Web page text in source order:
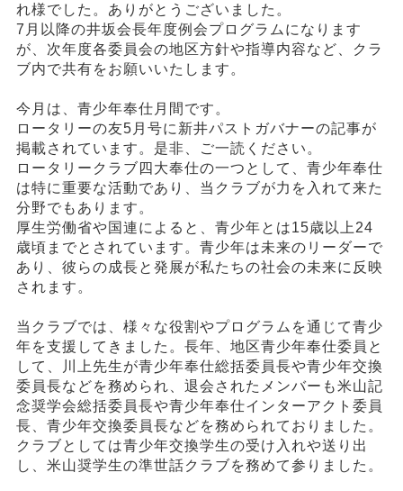
れ様でした。ありがとうございました。
7月以降の井坂会長年度例会プログラムになります
が、次年度各委員会の地区方針や指導内容など、クラ
ブ内で共有をお願いいたします。
今月は、青少年奉仕月間です。
ロータリーの友5月号に新井パストガバナーの記事が
掲載されています。是非、ご一読ください。
ロータリークラブ四大奉仕の一つとして、青少年奉仕
は特に重要な活動であり、当クラブが力を入れて来た
分野でもあります。
厚生労働省や国連によると、青少年とは15歳以上24
歳頃までとされています。青少年は未来のリーダーで
あり、彼らの成長と発展が私たちの社会の未来に反映
されます。
当クラブでは、様々な役割やプログラムを通じて青少
年を支援してきました。長年、地区青少年奉仕委員と
して、川上先生が青少年奉仕総括委員長や青少年交換
委員長などを務められ、退会されたメンバーも米山記
念奨学会総括委員長や青少年奉仕インターアクト委員
長、青少年交換委員長などを務められておりました。
クラブとしては青少年交換学生の受け入れや送り出
し、米山奨学生の準世話クラブを務めて参りました。